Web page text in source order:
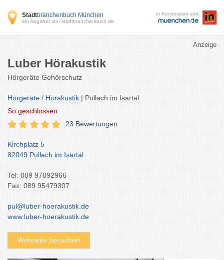
Stadtbranchenbuch München
ein Angebot von stadtbranchenbuch.de
in Konzession von
Anzeige
Luber Hörakustik
Hörgeräte Gehörschutz
Hörgeräte / Hörakustik | Pullach im Isartal
So geschlossen
23 Bewertungen
Kirchplatz 5
82049 Pullach im Isartal
Tel: 089 97892966
Fax: 089 95479307
pul@luber-hoerakustik.de
www.luber-hoerakustik.de
Webseite besuchen